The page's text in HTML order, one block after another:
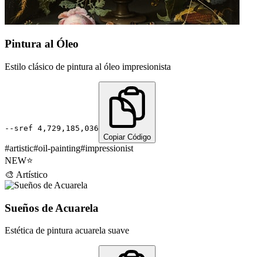
Pintura al Óleo
Estilo clásico de pintura al óleo impresionista
--sref 4,729,185,036
Copiar Código
#artistic#oil-painting#impressionist
NEW⭐
🎨 Artístico
Sueños de Acuarela
Estética de pintura acuarela suave